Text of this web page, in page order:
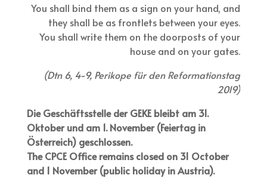
You shall bind them as a sign on your hand, and
they shall be as frontlets between your eyes.
You shall write them on the doorposts of your
house and on your gates.
(Dtn 6, 4-9, Perikope für den Reformationstag
2019)
Die Geschäftsstelle der GEKE bleibt am 31.
Oktober und am 1. November (Feiertag in
Österreich) geschlossen.
The CPCE Office remains closed on 31 October
and 1 November (public holiday in Austria).